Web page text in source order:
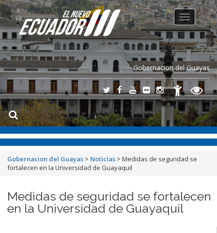
Gobernacion del Guayas
Toggle
navigation
Gobernacion del Guayas > Noticias > Medidas de seguridad se
fortalecen en la Universidad de Guayaquil
Medidas de seguridad se fortalecen
en la Universidad de Guayaquil